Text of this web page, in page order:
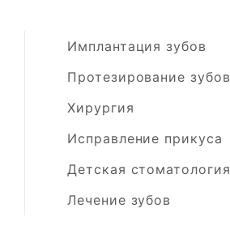
УКР ENG
Имплантация зубов
Протезирование зубов
Хирургия
Исправление прикуса
Детская стоматология
Лечение зубов